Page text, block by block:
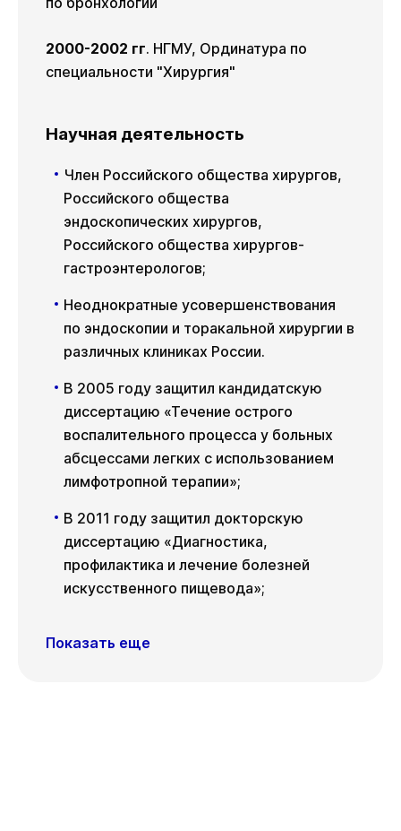
2000-2002 гг. НГМУ, Ординатура по
специальности "Хирургия"
Научная деятельность
Член Российского общества хирургов,
Российского общества
эндоскопических хирургов,
Российского общества хирургов-
гастроэнтерологов;
Неоднократные усовершенствования
по эндоскопии и торакальной хирургии в
различных клиниках России.
В 2005 году защитил кандидатскую
диссертацию «Течение острого
воспалительного процесса у больных
абсцессами легких с использованием
лимфотропной терапии»;
В 2011 году защитил докторскую
диссертацию «Диагностика,
профилактика и лечение болезней
искусственного пищевода»;
Показать еще